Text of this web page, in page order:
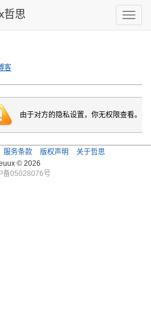
Toggle
哲思
客
由于对方的隐私设置，你无权限查看。
服务条款 版权声明
关于哲思
© 2026
备05028076号